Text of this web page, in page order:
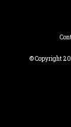
© Copyright